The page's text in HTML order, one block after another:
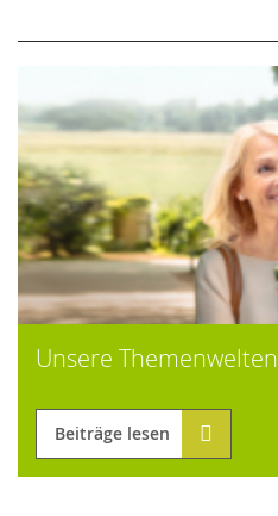
Unsere Themenwelten
Beiträge lesen